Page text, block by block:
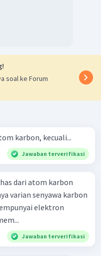
soal ke Forum
karbon, kecuali...
Jawaban terverifikasi
dari atom karbon
varian senyawa karbon
Jawaban terverifikasi